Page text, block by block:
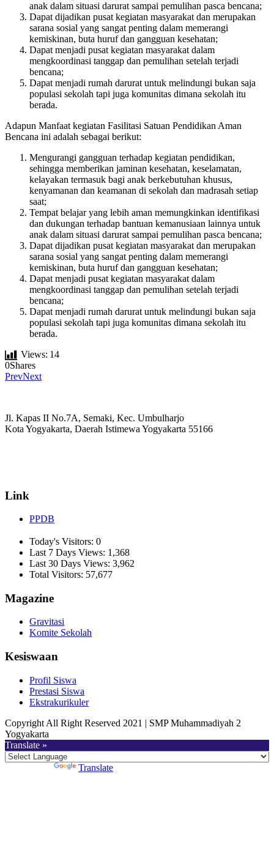
anak dalam situasi darurat sampai pemulihan pasca bencana;
Dapat dijadikan pusat kegiatan masyarakat dan merupakan
sarana sosial yang sangat penting dalam memerangi
kemiskinan, buta huruf dan gangguan kesehatan;
Dapat menjadi pusat kegiatan masyarakat dalam
mengkoordinasi tanggap dan pemulihan setelah terjadi
bencana;
Dapat menjadi rumah darurat untuk melindungi bukan saja
populasi sekolah tapi juga komunitas dimana sekolah itu
berada.
Adapun Manfaat kegiatan Fasilitasi Satuan Pendidikan Aman
Bencana ini adalah sebagai berikut:
Mengurangi gangguan terhadap kegiatan pendidikan,
sehingga memberikan jaminan kesehatan, keselamatan,
kelayakan termasuk bagi anak berkebutuhan khusus,
kenyamanan dan keamanan di sekolah dan madrasah setiap
saat;
Tempat belajar yang lebih aman memungkinkan identifikasi
dan dukungan terhadap bantuan kemanusiaan lainnya untuk
anak dalam situasi darurat sampai pemulihan pasca bencana;
Dapat dijadikan pusat kegiatan masyarakat dan merupakan
sarana sosial yang sangat penting dalam memerangi
kemiskinan, buta huruf dan gangguan kesehatan;
Dapat menjadi pusat kegiatan masyarakat dalam
mengkoordinasi tanggap dan pemulihan setelah terjadi
bencana;
Dapat menjadi rumah darurat untuk melindungi bukan saja
populasi sekolah tapi juga komunitas dimana sekolah itu
berada.
Views: 14
0Shares
PrevNext
Jl. Kapas II No.7A, Semaki, Kec. Umbulharjo
Kota Yogyakarta, Daerah Istimewa Yogyakarta 55166
Link
PPDB
Today's Visitors: 0
Last 7 Days Views: 1,368
Last 30 Days Views: 3,962
Total Visitors: 57,677
Magazine
Gravitasi
Komite Sekolah
Kesiswaan
Profil Siswa
Prestasi Siswa
Ekstrakurikuler
Copyright All Right Reserved 2021 | SMP Muhammadiyah 2
Yogyakarta
Translate »
Translate